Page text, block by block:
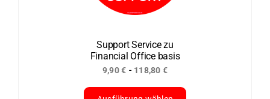
können
Produktseite
gewählt
werden
Support Service zu
Financial Office basis
9,90€ - 118,80 €